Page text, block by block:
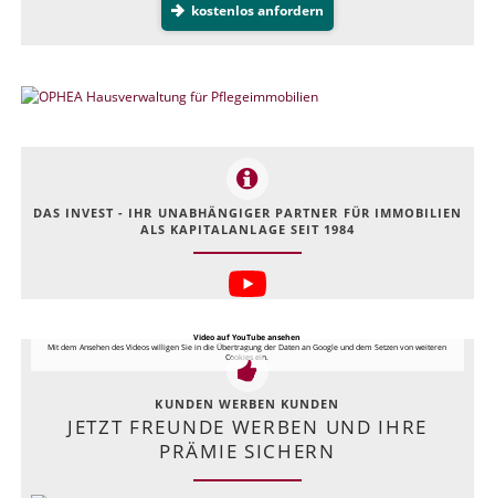
kostenlos anfordern
DAS INVEST - IHR UNABHÄNGIGER PARTNER FÜR IMMOBILIEN
ALS KAPITALANLAGE SEIT 1984
Video auf YouTube ansehen
Mit dem Ansehen des Videos willigen Sie in die Übertragung der Daten an Google und dem Setzen von weiteren
Cookies ein.
KUNDEN WERBEN KUNDEN
JETZT FREUNDE WERBEN UND IHRE
PRÄMIE SICHERN